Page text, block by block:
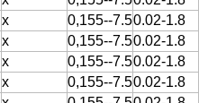
x 0,155--7.50.02-1.8
x 0,155--7.50.02-1.8
x 0,155--7.50.02-1.8
x 0,155--7.50.02-1.8